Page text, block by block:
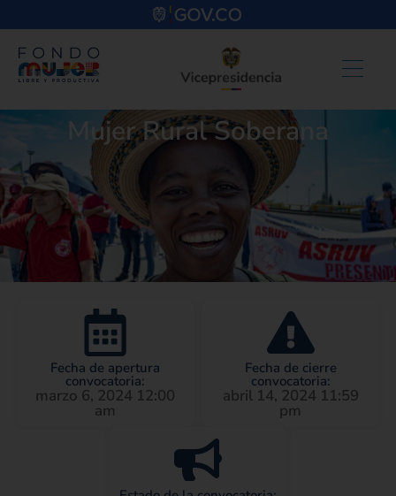
Mujer Rural Soberana
Fecha de apertura
convocatoria:
marzo 6, 2024 12:00
am
Fecha de cierre
convocatoria:
abril 14, 2024 11:59
pm